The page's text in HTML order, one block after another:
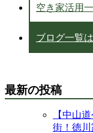
空き家活用
ブログ一覧
最新の投稿
【中山
街！徳